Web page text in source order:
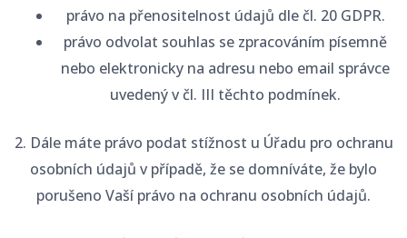
právo na přenositelnost údajů dle čl. 20 GDPR.
právo odvolat souhlas se zpracováním písemně
nebo elektronicky na adresu nebo email správce
uvedený v čl. III těchto podmínek.
2. Dále máte právo podat stížnost u Úřadu pro ochranu
osobních údajů v případě, že se domníváte, že bylo
porušeno Vaší právo na ochranu osobních údajů.